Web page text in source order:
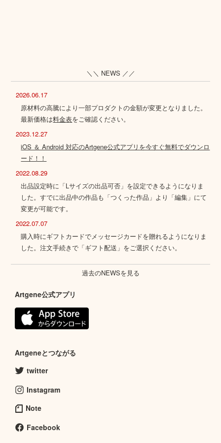
＼＼ NEWS ／／
2026.06.17
原材料の高騰により一部プロダクトの金額が変更となりました。
最新価格は料金表をご確認ください。
2023.12.27
iOS ＆ Android 対応のArtgene公式アプリを今すぐ無料でダウンロ
ード！！
2022.08.29
出品設定時に「Lサイズの出品可否」を設定できるようになりま
した。すでに出品中の作品も「つくった作品」より「編集」にて
変更が可能です。
2022.07.07
購入時にギフトカードでメッセージカードを贈れるようになりま
した。注文手続きで「ギフト配送」をご選択ください。
過去のNEWSを見る
Artgene公式アプリ
Artgeneとつながる
twitter
Instagram
Note
Facebook